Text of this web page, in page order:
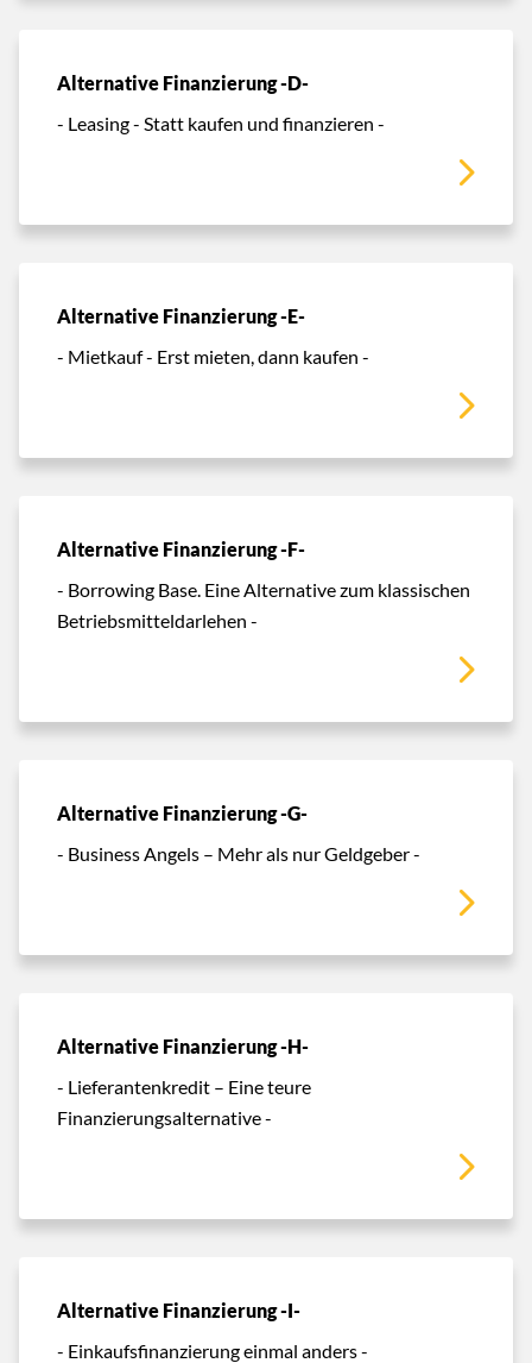
Alternative Finanzierung -D-
- Leasing - Statt kaufen und finanzieren -
Alternative Finanzierung -E-
- Mietkauf - Erst mieten, dann kaufen -
Alternative Finanzierung -F-
- Borrowing Base. Eine Alternative zum klassischen
Betriebsmitteldarlehen -
Alternative Finanzierung -G-
- Business Angels – Mehr als nur Geldgeber -
Alternative Finanzierung -H-
- Lieferantenkredit – Eine teure
Finanzierungsalternative -
Alternative Finanzierung -I-
- Einkaufsfinanzierung einmal anders -